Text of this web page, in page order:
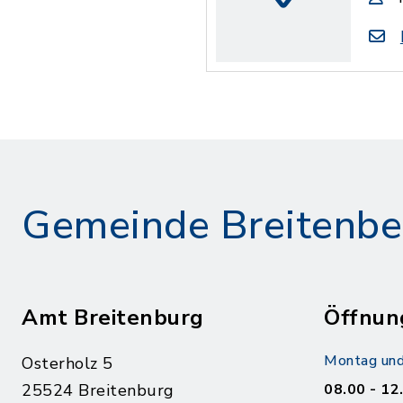
Gemeinde
Amt Breitenburg
Osterholz 5
25524 Breitenburg
Montag
08.00 -